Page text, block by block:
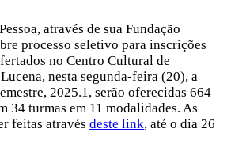
através de sua Fundação
processo seletivo para inscrições
no Centro Cultural de
nesta segunda-feira (20), a
2025.1, serão oferecidas 664
34 turmas em 11 modalidades. As
feitas através deste link, até o dia 26